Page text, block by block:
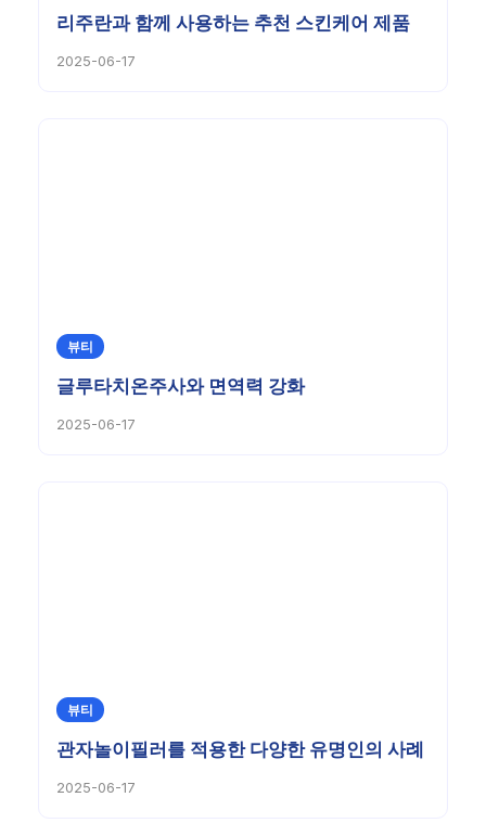
리주란과 함께 사용하는 추천 스킨케어 제품
2025-06-17
뷰티
글루타치온주사와 면역력 강화
2025-06-17
뷰티
관자놀이필러를 적용한 다양한 유명인의 사례
2025-06-17